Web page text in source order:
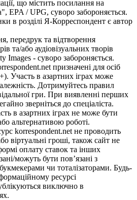
що містить посилання на
EPA / UPG, суворо забороняється.
в розділі Я-Корреспондент є автор
передрук та відтворення
та/або аудіовізуальних творів
Images - суворо забороняється.
призначені для осіб
Участь в азартних іграх може
Дотримуйтесь правил
гри. При виявленні перших
зверніться до спеціаліста.
в азартних іграх не може бути
альтернативою роботі.
korrespondent.net не проводить
віртуальні гроші, також сайт не
оплату ставок та інших
можуть бути пов’язані з
чи тоталізаторами. Будь-
ресурсі
виключно в